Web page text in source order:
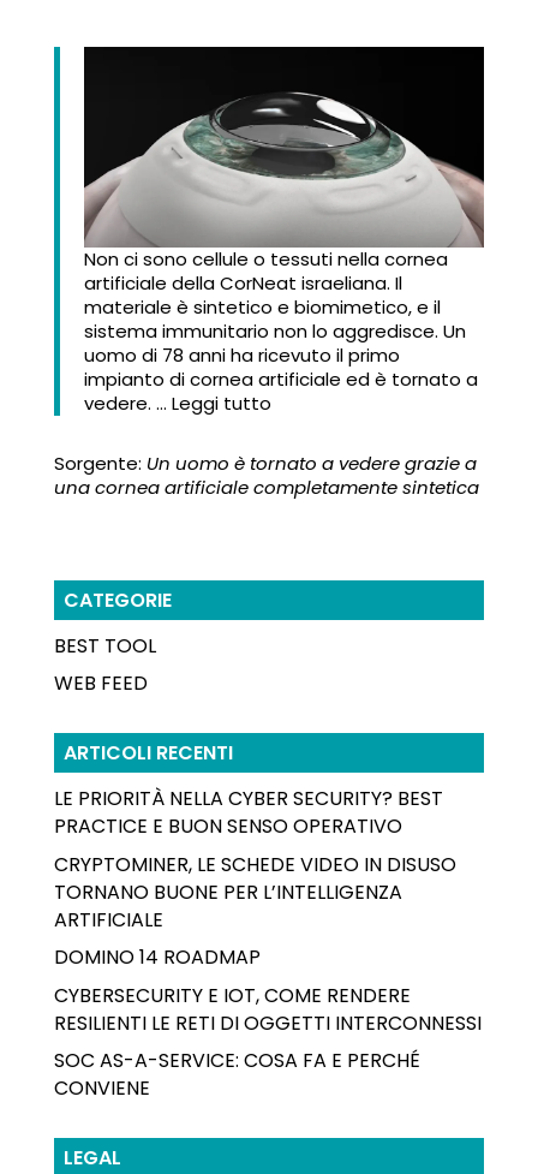
Non ci sono cellule o tessuti nella cornea
artificiale della CorNeat israeliana. Il
materiale è sintetico e biomimetico, e il
sistema immunitario non lo aggredisce. Un
uomo di 78 anni ha ricevuto il primo
impianto di cornea artificiale ed è tornato a
vedere. … Leggi tutto
Sorgente: Un uomo è tornato a vedere grazie a
una cornea artificiale completamente sintetica
CATEGORIE
BEST TOOL
WEB FEED
ARTICOLI RECENTI
LE PRIORITÀ NELLA CYBER SECURITY? BEST
PRACTICE E BUON SENSO OPERATIVO
CRYPTOMINER, LE SCHEDE VIDEO IN DISUSO
TORNANO BUONE PER L’INTELLIGENZA
ARTIFICIALE
DOMINO 14 ROADMAP
CYBERSECURITY E IOT, COME RENDERE
RESILIENTI LE RETI DI OGGETTI INTERCONNESSI
SOC AS-A-SERVICE: COSA FA E PERCHÉ
CONVIENE
LEGAL